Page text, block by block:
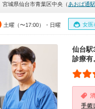
宮城県仙台市青葉区中央（ あおば通駅
土曜（〜17:00）・日曜 女医
仙台駅
診療有
手術